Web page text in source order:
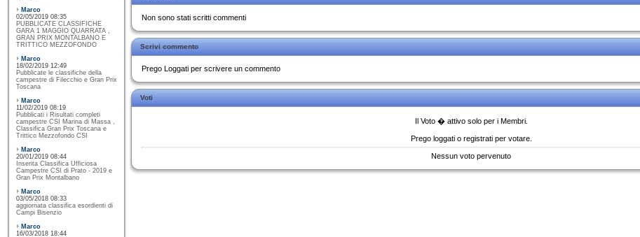
Marco
02/05/2019 08:35
PUBBLICATE CLASSIFICHE
GARA 1 MAGGIO QUARRATA ,
GRAN PRIX MONTALBANO E
TRITTICO MEZZOFONDO
Marco
18/02/2019 12:49
Pubblicate le classifiche della
campestre di Filecchio e Gran Prix
Toscana
Marco
11/02/2019 08:19
Pubblicati i Risultati completi
campestre CSI Marina di Massa ,
Classifica Gran Prix Toscana e
Trittico Mezzofondo CSI
Marco
20/01/2019 08:44
Inserita Classifica Ufficiosa
Campestre CSI di Prato - 2019 e
Gran Prix Montalbano
Marco
03/05/2018 08:33
aggiornata classifica esordienti di
Campi Bisenzio
Marco
16/03/2018 18:44
Non sono stati scritti commenti
Scrivi commento
Prego Loggati per scrivere un commento
Voti
Il Voto � attivo solo per i Membri.
Prego loggati o registrati per votare.
Nessun voto pervenuto